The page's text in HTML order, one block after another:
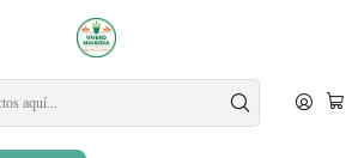
DE DCTO. EN TU PRIMERA COMPRA USANDO
Pack 5 Sobres Semillas Flor Variedades